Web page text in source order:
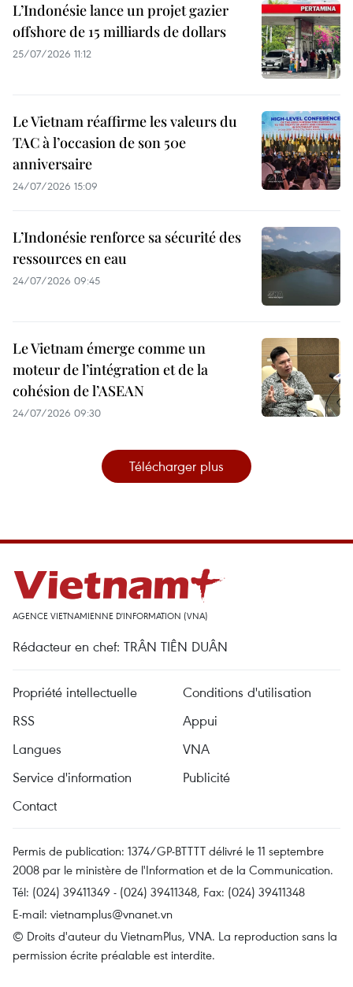
L’Indonésie lance un projet gazier
offshore de 15 milliards de dollars
25/07/2026 11:12
Le Vietnam réaffirme les valeurs du
TAC à l’occasion de son 50e
anniversaire
24/07/2026 15:09
L’Indonésie renforce sa sécurité des
ressources en eau
24/07/2026 09:45
Le Vietnam émerge comme un
moteur de l’intégration et de la
cohésion de l’ASEAN
24/07/2026 09:30
Télécharger plus
AGENCE VIETNAMIENNE D'INFORMATION (VNA)
Rédacteur en chef: TRÂN TIÊN DUÂN
Propriété intellectuelle
Conditions d'utilisation
RSS
Appui
Langues
VNA
Service d'information
Publicité
Contact
Permis de publication: 1374/GP-BTTTT délivré le 11 septembre
2008 par le ministère de l'Information et de la Communication.
Tél: (024) 39411349 - (024) 39411348, Fax: (024) 39411348
E-mail: vietnamplus@vnanet.vn
© Droits d'auteur du VietnamPlus, VNA. La reproduction sans la
permission écrite préalable est interdite.